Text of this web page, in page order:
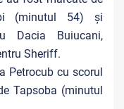
(minutul 54) și
Dacia Buiucani,
Sheriff.
Petrocub cu scorul
Tapsoba (minutul